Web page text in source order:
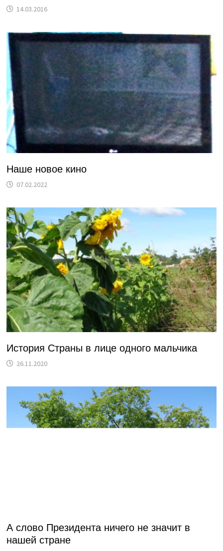
14.03.2016
Наше новое кино
07.02.2022
История Страны в лице одного мальчика
26.11.2020
А слово Президента ничего не значит в
нашей стране